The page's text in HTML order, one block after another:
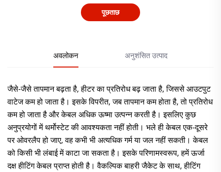
पूछताछ
अवलोकन अनुशंसित उत्पाद
जैसे-जैसे तापमान बढ़ता है, हीटर का प्रतिरोध बढ़ जाता है, जिससे आउटपुट
वाटेज कम हो जाता है। इसके विपरीत, जब तापमान कम होता है, तो प्रतिरोध
कम हो जाता है और केबल अधिक ऊष्मा उत्पन्न करती है। इसलिए कुछ
अनुप्रयोगों में थर्मोस्टेट की आवश्यकता नहीं होती। भले ही केबल एक-दूसरे
पर ओवरलैप हो जाए, वह कभी भी अत्यधिक गर्म या जल नहीं सकती। केबल
को किसी भी लंबाई में काटा जा सकता है। इसके परिणामस्वरूप, हमें ऊर्जा
दक्ष हीटिंग केबल प्राप्त होती है। वैकल्पिक बाहरी जैकेट के साथ, हीटिंग